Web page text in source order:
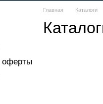
Главная Каталоги
оферты